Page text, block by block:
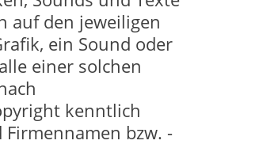
auf den jeweiligen
ein Sound oder
einer solchen
kenntlich
bzw. -